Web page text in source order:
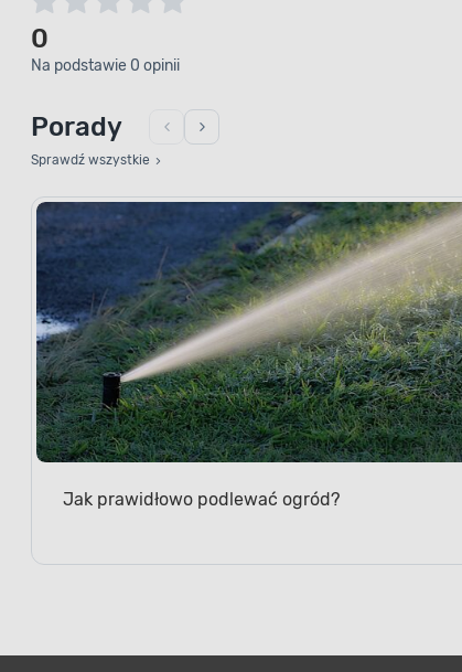
0
Na podstawie 0 opinii
Porady
Sprawdź wszystkie
Jak prawidłowo podlewać ogród?